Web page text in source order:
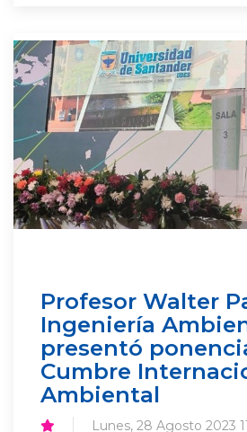
Profesor Walter
Ingeniería
presentó
Cumbre
Ambiental
Lunes, 28 Agosto 2023